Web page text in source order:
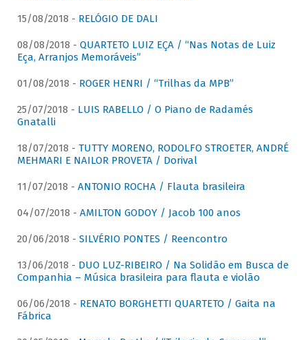
15/08/2018 - RELÓGIO DE DALI
08/08/2018 - QUARTETO LUIZ EÇA / “Nas Notas de Luiz
Eça, Arranjos Memoráveis”
01/08/2018 - ROGER HENRI / “Trilhas da MPB”
25/07/2018 - LUIS RABELLO / O Piano de Radamés
Gnatalli
18/07/2018 - TUTTY MORENO, RODOLFO STROETER, ANDRÉ
MEHMARI E NAILOR PROVETA / Dorival
11/07/2018 - ANTONIO ROCHA / Flauta brasileira
04/07/2018 - AMILTON GODOY / Jacob 100 anos
20/06/2018 - SILVÉRIO PONTES / Reencontro
13/06/2018 - DUO LUZ-RIBEIRO / Na Solidão em Busca de
Companhia – Música brasileira para flauta e violão
06/06/2018 - RENATO BORGHETTI QUARTETO / Gaita na
Fábrica